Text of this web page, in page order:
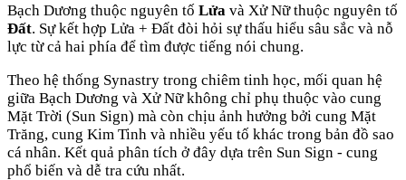
Bạch Dương thuộc nguyên tố Lửa và Xử Nữthuộc nguyên tố
Đất. Sự kết hợp Lửa + Đất đòi hỏi sự thấu hiểu sâu sắc và nỗ
lực từ cả hai phía để tìm được tiếng nói chung.
Theo hệ thống Synastry trong chiêm tinh học, mối quan hệ
giữa Bạch Dương và Xử Nữkhông chỉ phụ thuộc vào cung
Mặt Trời (Sun Sign) mà còn chịu ảnh hưởng bởi cung Mặt
Trăng, cung Kim Tinh và nhiều yếu tố khác trong bản đồ sao
cá nhân. Kết quả phân tích ở đây dựa trên Sun Sign - cung
phổ biến và dễ tra cứu nhất.